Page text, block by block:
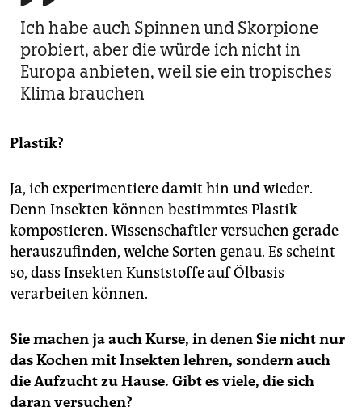
Ich habe auch Spinnen und Skorpione
probiert, aber die würde ich nicht in
Europa anbieten, weil sie ein tropisches
Klima brauchen
Plastik?
Ja, ich experimentiere damit hin und wieder.
Denn Insekten können bestimmtes Plastik
kompostieren. Wissenschaftler versuchen gerade
herauszufinden, welche Sorten genau. Es scheint
so, dass Insekten Kunststoffe auf Ölbasis
verarbeiten können.
Sie machen ja auch Kurse, in denen Sie nicht nur
das Kochen mit Insekten lehren, sondern auch
die Aufzucht zu Hause. Gibt es viele, die sich
daran versuchen?